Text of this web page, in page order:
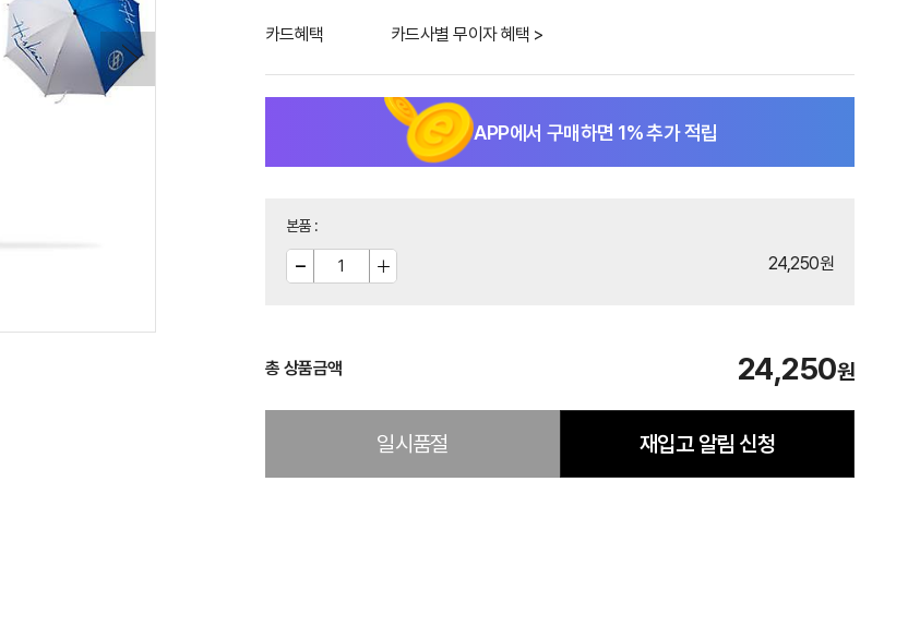
카드혜택 카드사별 무이자 혜택 >
APP에서 구매하면 1% 추가 적립
본품:
24,250원
총 상품금액 24,250원
일시품절 재입고 알림 신청